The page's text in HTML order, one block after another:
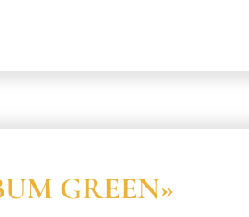
GREEN»